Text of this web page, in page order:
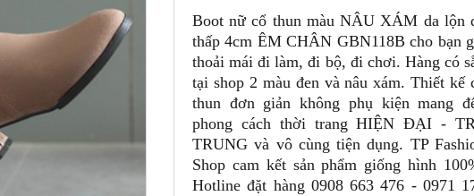
Boot nữ cổ thun màu NÂU XÁM da lộn
thấp 4cm ÊM CHÂN GBN118B cho bạn
thoải mái đi làm, đi bộ, đi chơi. Hàng có
tại shop 2 màu đen và nâu xám. Thiết kế
thun đơn giản không phụ kiện mang
phong cách thời trang HIỆN ĐẠI -
TRUNG và vô cùng tiện dụng. TP
Shop cam kết sản phẩm giống hình
Hotline đặt hàng 0908 663 476 - 0971